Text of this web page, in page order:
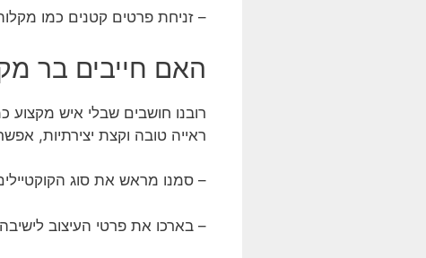
– זניחת פרטים קטנים כמו
האם חייבים בר
רובנו חושבים שבלי איש מקצוע
ראייה טובה וקצת יצירתיות,
– סמנו מראש את סוג
– בארכו את פרטי העיצוב